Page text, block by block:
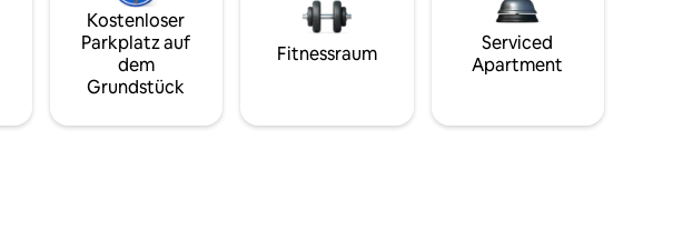
Kostenloser
Parkplatz auf
dem
Grundstück
Fitnessraum
Serviced
Apartment